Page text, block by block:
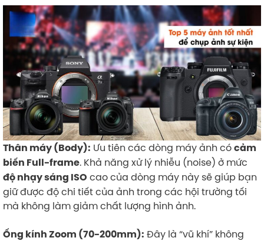
Thân máy (Body): Ưu tiên các dòng máy ảnh cócảm
biến Full-frame. Khả năng xử lý nhiễu (noise) ở mức
độ nhạy sáng ISO cao của dòng máy này sẽ giúp bạn
giữ được độ chi tiết của ảnh trong các hội trường tối
mà không làm giảm chất lượng hình ảnh.
Ống kính Zoom (70-200mm): Đây là “vũ khí” không